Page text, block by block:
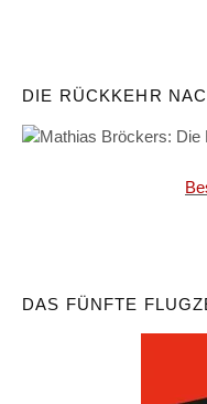
DIE RÜCKKEHR
DAS FÜNFTE